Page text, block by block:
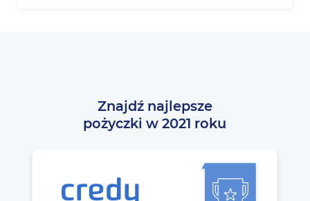
Znajdź najlepsze
pożyczki w 2021 roku